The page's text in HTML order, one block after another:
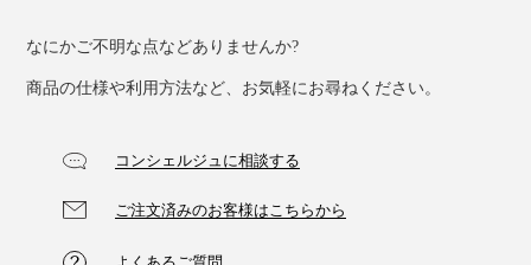
なにかご不明な点などありませんか?
商品の仕様や利用方法など、お気軽にお尋ねください。
コンシェルジュに相談する
ご注文済みのお客様はこちらから